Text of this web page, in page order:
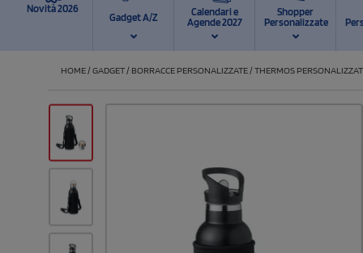
Novità 2026
Gadget A/Z
Calendari e
Agende 2027
Shopper
Personalizzate
HOME /GADGET / BORRACCE PERSONALIZZATE /THERMOS